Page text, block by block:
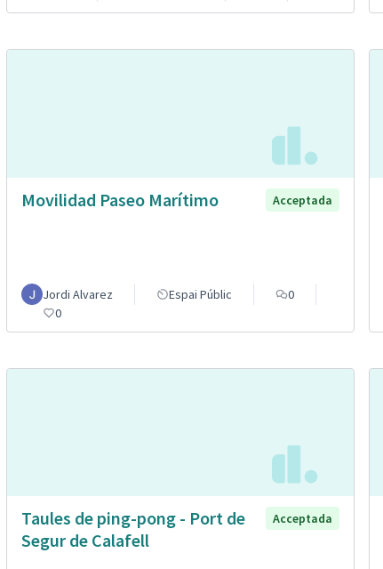
Movilidad Paseo Marítimo Acceptada
Jordi Alvarez Espai Públic
0
0
Taules de ping-pong - Port de
Segur de Calafell
Acceptada